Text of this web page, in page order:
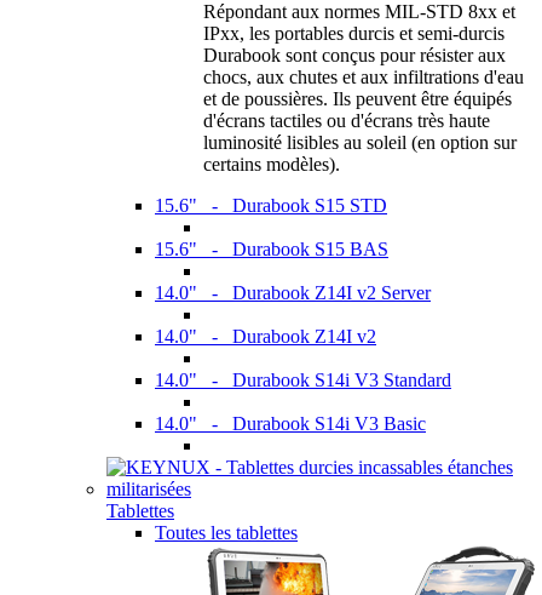
Répondant aux normes MIL-STD 8xx et
IPxx, les portables durcis et semi-durcis
Durabook sont conçus pour résister aux
chocs, aux chutes et aux infiltrations d'eau
et de poussières. Ils peuvent être équipés
d'écrans tactiles ou d'écrans très haute
luminosité lisibles au soleil (en option sur
certains modèles).
15.6" - Durabook S15 STD
15.6" - Durabook S15 BAS
14.0" - Durabook Z14I v2 Server
14.0" - Durabook Z14I v2
14.0" - Durabook S14i V3 Standard
14.0" - Durabook S14i V3 Basic
Tablettes
Toutes les tablettes